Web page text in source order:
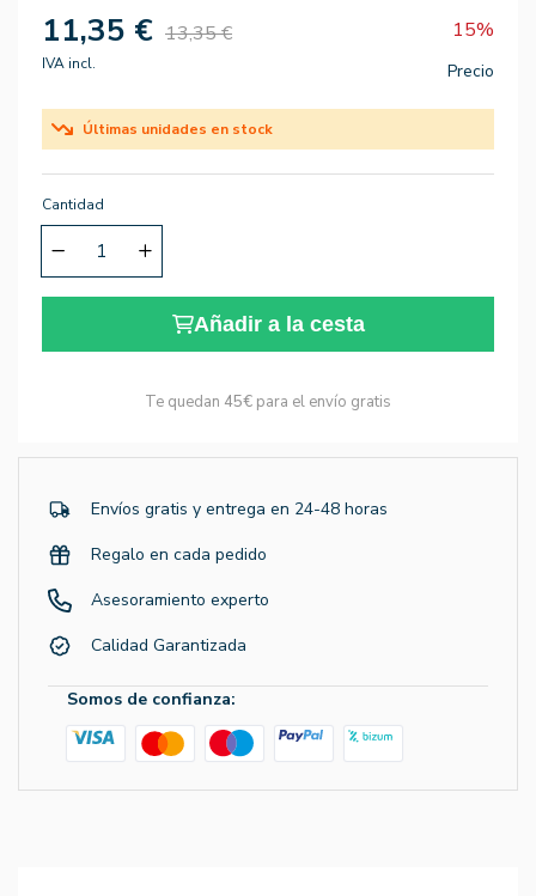
11,35 € 13,35 € 15%
IVA incl. Precio
Últimas unidades en stock
Cantidad
Añadir a la cesta
Te quedan 45€ para el envío gratis
Envíos gratis y entrega en 24-48 horas
Regalo en cada pedido
Asesoramiento experto
Calidad Garantizada
Somos de confianza: